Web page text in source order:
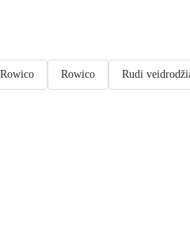
Rowico Rudi